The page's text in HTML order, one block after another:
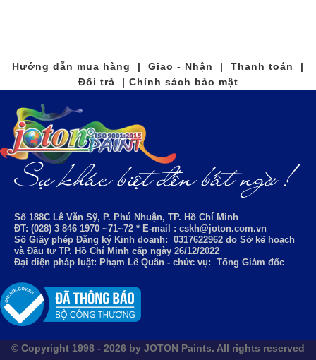
Hướng dẫn mua hàng | Giao - Nhận | Thanh toán |
Đổi trả | Chính sách bảo mật
Số 188C Lê Văn Sỹ, P. Phú Nhuận, TP. Hồ Chí Minh
ĐT: (028) 3 846 1970 ~71~72 * E-mail : cskh@joton.com.vn
Số Giấy phép Đăng ký Kinh doanh: 0317622962 do Sở kế hoạch
và Đầu tư TP. Hồ Chí Minh cấp ngày 26/12/2022
Đại diện pháp luật: Phạm Lê Quân - chức vụ: Tổng Giám đốc
© Copyright 1998 - 2026 by JOTON Paints. All rights reserved